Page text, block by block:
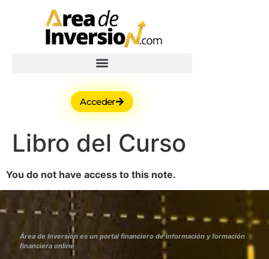
Acceder
Libro del Curso
You do not have access to this note.
Área de Inversión es un portal financiero de información y formación
financiera online